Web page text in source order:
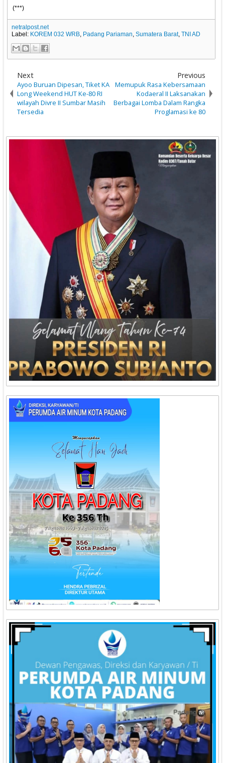
(***)
netralpost.net
Label: KOREM 032 WRB, Padang Pariaman,Sumatera Barat,TNI AD
Next
Ayoo Buruan Dipesan, Tiket KA
Long Weekend HUT Ke-80 RI
wilayah Divre II Sumbar Masih
Tersedia
Previous
Memupuk Rasa Kebersamaan
Kodaeral II Laksanakan
Berbagai Lomba Dalam Rangka
Proglamasi ke 80